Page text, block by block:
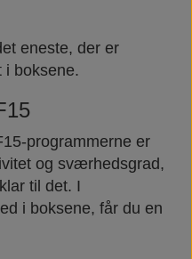
eneste, der er
boksene.
programmerne er
og sværhedsgrad,
til det. I
i boksene, får du en